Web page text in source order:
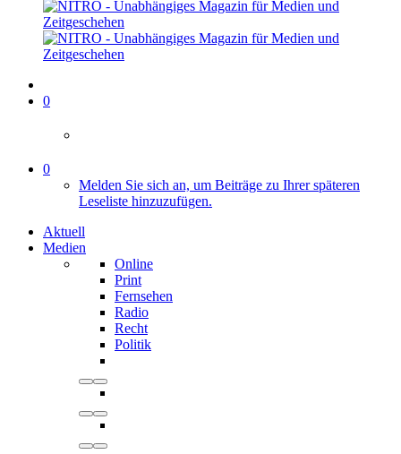
0
0
Melden Sie sich an, um Beiträge zu Ihrer späteren
Leseliste hinzuzufügen.
Aktuell
Medien
Online
Print
Fernsehen
Radio
Recht
Politik